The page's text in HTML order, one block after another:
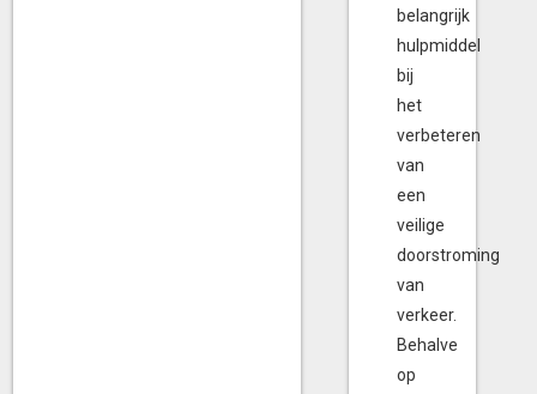
belangrijk
hulpmiddel
bij
het
verbeteren
van
een
veilige
doorstroming
van
verkeer.
Behalve
op